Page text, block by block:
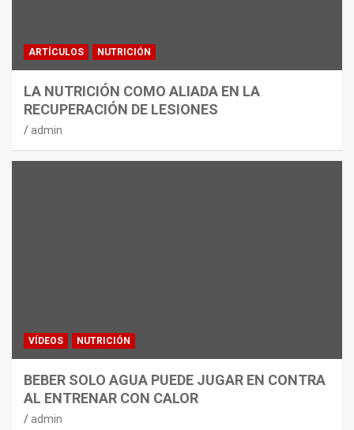
ARTÍCULOS NUTRICIÓN
LA NUTRICIÓN COMO ALIADA EN LA
RECUPERACIÓN DE LESIONES
admin
VÍDEOS NUTRICIÓN
BEBER SOLO AGUA PUEDE JUGAR EN CONTRA
AL ENTRENAR CON CALOR
admin